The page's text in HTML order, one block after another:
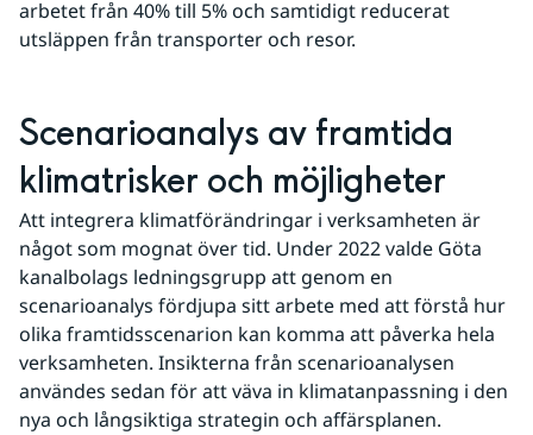
arbetet från 40% till 5% och samtidigt reducerat
utsläppen från transporter och resor.
Scenarioanalys av framtida
klimatrisker och möjligheter
Att integrera klimatförändringar i verksamheten är
något som mognat över tid. Under 2022 valde Göta
kanalbolags ledningsgrupp att genom en
scenarioanalys fördjupa sitt arbete med att förstå hur
olika framtidsscenarion kan komma att påverka hela
verksamheten. Insikterna från scenarioanalysen
användes sedan för att väva in klimatanpassning i den
nya och långsiktiga strategin och affärsplanen.